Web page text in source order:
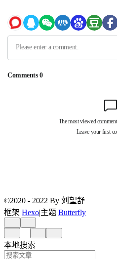
©2020 - 2022 By 刘望舒
框架 Hexo|主题 Butterfly
本地搜索